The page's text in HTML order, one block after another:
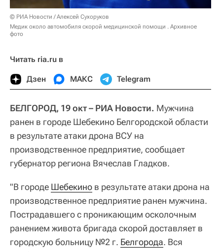
© РИА Новости / Алексей Сухоруков
Медик около автомобиля скорой медицинской помощи . Архивное
фото
Читать ria.ru в
Дзен МАКС Telegram
БЕЛГОРОД, 19 окт – РИА Новости. Мужчина
ранен в городе Шебекино Белгородской области
в результате атаки дрона ВСУ на
производственное предприятие, сообщает
губернатор региона Вячеслав Гладков.
"В городе Шебекино в результате атаки дрона на
производственное предприятие ранен мужчина.
Пострадавшего с проникающим осколочным
ранением живота бригада скорой доставляет в
городскую больницу №2 г. Белгорода. Вся